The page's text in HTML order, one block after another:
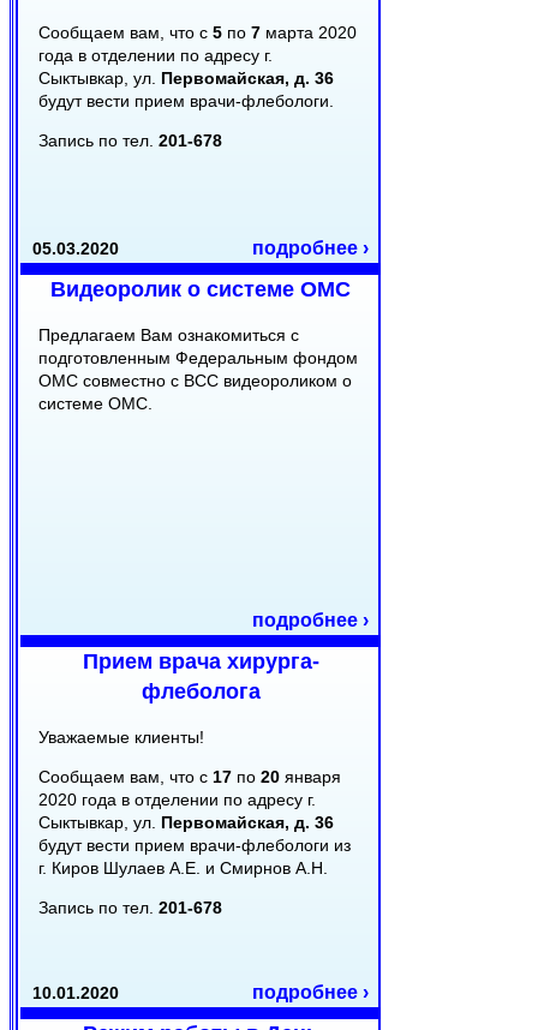
Сообщаем вам, что с 5 по 7 марта 2020
года в отделении по адресу г.
Сыктывкар, ул. Первомайская, д. 36
будут вести прием врачи-флебологи.
Запись по тел. 201-678
05.03.2020 подробнее ›
Видеоролик о системе ОМС
Предлагаем Вам ознакомиться с
подготовленным Федеральным фондом
ОМС совместно с ВСС видеороликом о
системе ОМС.
подробнее ›
Прием врача хирурга-
флеболога
Уважаемые клиенты!
Сообщаем вам, что с 17 по 20 января
2020 года в отделении по адресу г.
Сыктывкар, ул. Первомайская, д. 36
будут вести прием врачи-флебологи из
г. Киров Шулаев А.Е. и Смирнов А.Н.
Запись по тел. 201-678
10.01.2020 подробнее ›